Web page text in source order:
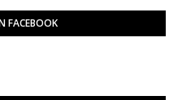
FACEBOOK